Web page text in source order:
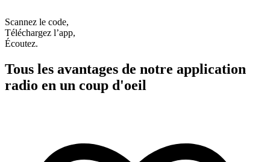
Scannez le code,
Téléchargez l’app,
Écoutez.
Tous les avantages de notre application
radio en un coup d'oeil